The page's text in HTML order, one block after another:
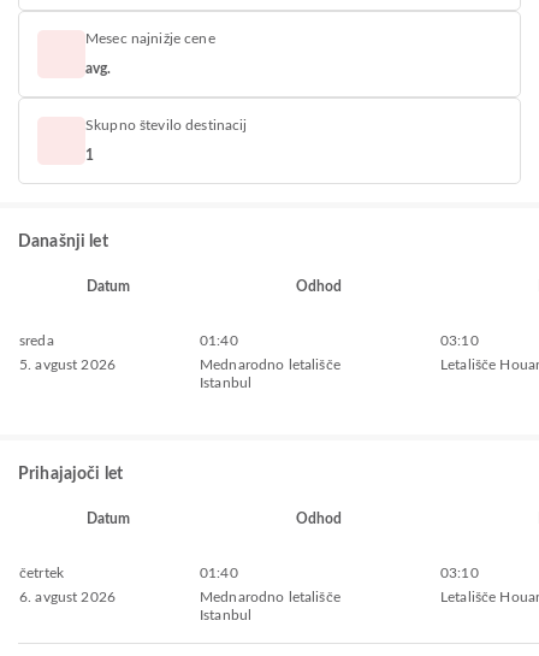
Mesec najnižje cene
avg.
Skupno število destinacij
1
Današnji let
Datum Odhod
sreda
5. avgust 2026
01:40
Mednarodno letališče
Istanbul
03:10
Letališče
Prihajajoči let
Datum Odhod
četrtek
6. avgust 2026
01:40
Mednarodno letališče
Istanbul
03:10
Letališče